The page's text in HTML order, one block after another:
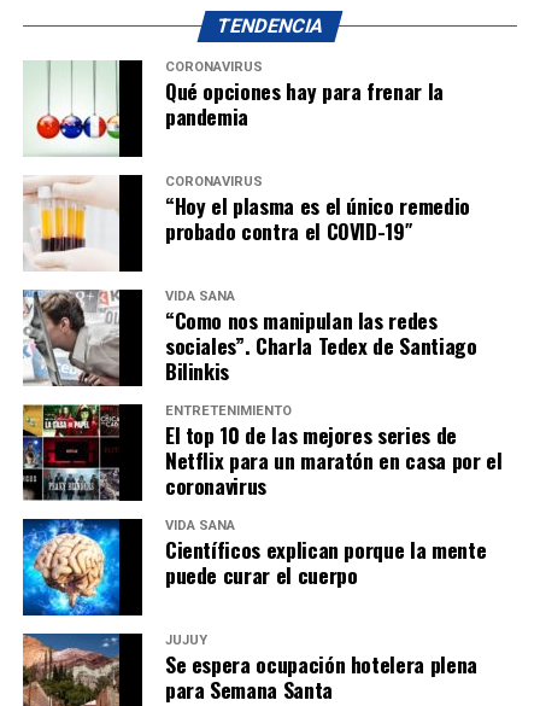
TENDENCIA
CORONAVIRUS
Qué opciones hay para frenar la
pandemia
CORONAVIRUS
“Hoy el plasma es el único remedio
probado contra el COVID-19″
VIDA SANA
“Como nos manipulan las redes
sociales”. Charla Tedex de Santiago
Bilinkis
ENTRETENIMIENTO
El top 10 de las mejores series de
Netflix para un maratón en casa por el
coronavirus
VIDA SANA
Científicos explican porque la mente
puede curar el cuerpo
JUJUY
Se espera ocupación hotelera plena
para Semana Santa